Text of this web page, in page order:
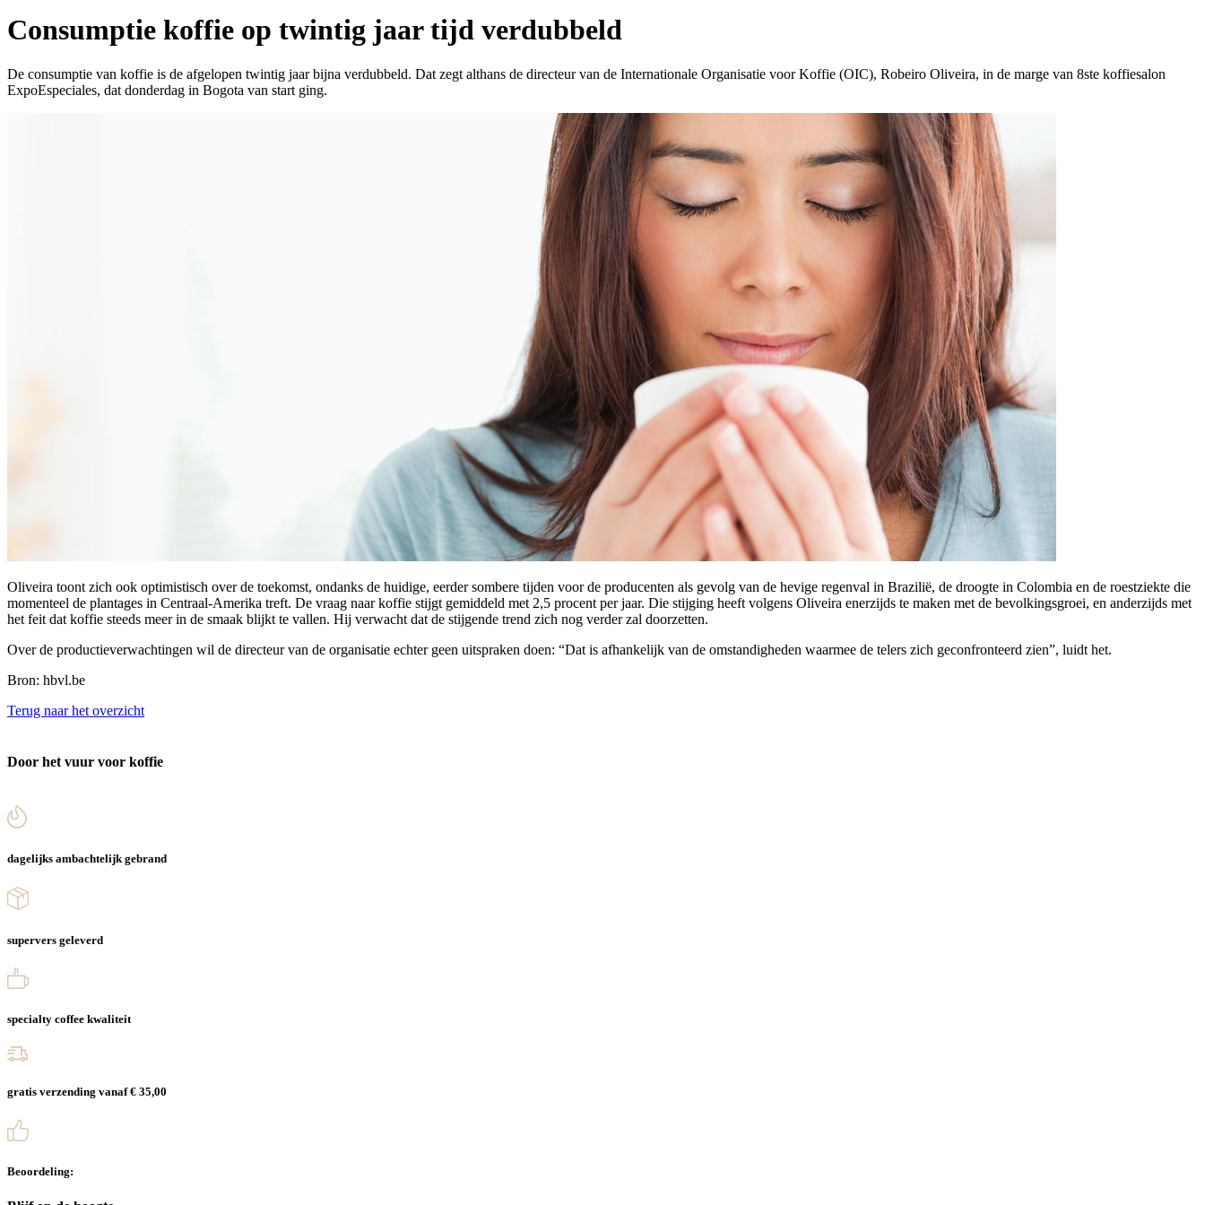
Consumptie koffie op twintig jaar tijd verdubbeld
De consumptie van koffie is de afgelopen twintig jaar bijna verdubbeld. Dat zegt althans de directeur van de Internationale Organisatie voor Koffie (OIC), Robeiro Oliveira, in de marge van 8ste koffiesalon
ExpoEspeciales, dat donderdag in Bogota van start ging.
Oliveira toont zich ook optimistisch over de toekomst, ondanks de huidige, eerder sombere tijden voor de producenten als gevolg van de hevige regenval in Brazilië, de droogte in Colombia en de roestziekte die
momenteel de plantages in Centraal-Amerika treft. De vraag naar koffie stijgt gemiddeld met 2,5 procent per jaar. Die stijging heeft volgens Oliveira enerzijds te maken met de bevolkingsgroei, en anderzijds met
het feit dat koffie steeds meer in de smaak blijkt te vallen. Hij verwacht dat de stijgende trend zich nog verder zal doorzetten.
Over de productieverwachtingen wil de directeur van de organisatie echter geen uitspraken doen: “Dat is afhankelijk van de omstandigheden waarmee de telers zich geconfronteerd zien”, luidt het.
Bron: hbvl.be
Terug naar het overzicht
Door het vuur voor koffie
dagelijks ambachtelijk gebrand
supervers geleverd
specialty coffee kwaliteit
gratis verzending vanaf € 35,00
Beoordeling: